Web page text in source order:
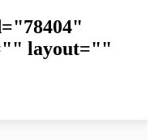
layout=""